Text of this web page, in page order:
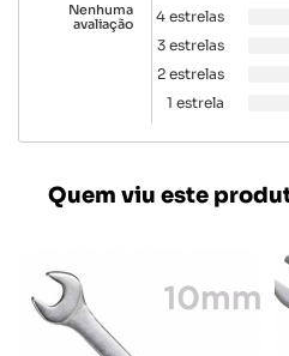
Nenhuma
avaliação
4 estrelas
3 estrelas
2 estrelas
1 estrela
Quem viu este